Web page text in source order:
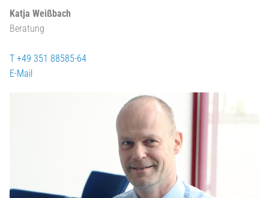
Katja Weißbach
Beratung
T +49 351 88585-64
E-Mail